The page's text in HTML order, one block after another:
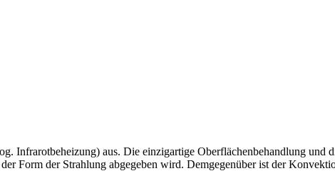
Infrarotbeheizung) aus. Die einzigartige Oberflächenbehandlung und
Form der Strahlung abgegeben wird. Demgegenüber ist der